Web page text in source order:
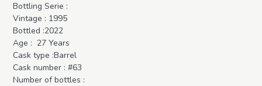
Bottling Serie :
Vintage : 1995
Bottled :2022
Age :  27 Years
Cask type :Barrel
Cask number : #63
Number of bottles :